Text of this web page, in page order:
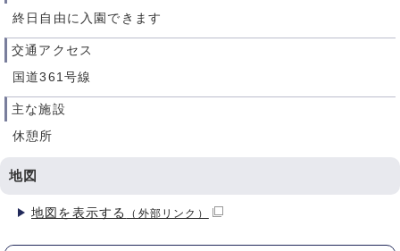
終日自由に入園できます
交通アクセス
国道361号線
主な施設
休憩所
地図
地図を表示する （外部リンク）